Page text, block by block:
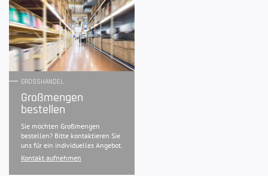
GROSSHANDEL
Großmengen
bestellen
Sie möchten Großmengen
bestellen? Bitte kontaktieren Sie
uns für ein individuelles Angebot.
Kontakt aufnehmen